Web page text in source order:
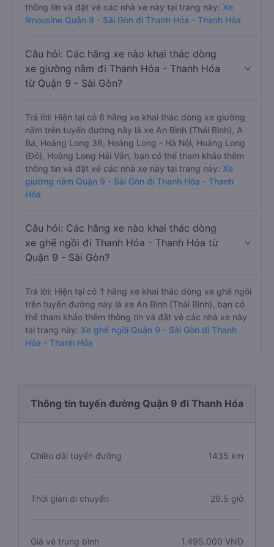
thông tin và đặt vé các nhà xe này tại trang này: Xe
limousine Quận 9 - Sài Gòn đi Thanh Hóa - Thanh Hóa
Câu hỏi: Các hãng xe nào khai thác dòng
xe giường nằm đi Thanh Hóa - Thanh Hóa
từ Quận 9 - Sài Gòn?
Trả lời: Hiện tại có 6 hãng xe khai thác dòng xe giường
nằm trên tuyến đường này là xe An Bình (Thái Bình), A
Ba, Hoàng Long 36, Hoàng Long - Hà Nội, Hoàng Long
(Đỏ), Hoàng Long Hải Vân, bạn có thể tham khảo thêm
thông tin và đặt vé các nhà xe này tại trang này: Xe
giường nằm Quận 9 - Sài Gòn đi Thanh Hóa - Thanh
Hóa
Câu hỏi: Các hãng xe nào khai thác dòng
xe ghế ngồi đi Thanh Hóa - Thanh Hóa từ
Quận 9 - Sài Gòn?
Trả lời: Hiện tại có 1 hãng xe khai thác dòng xe ghế ngồi
trên tuyến đường này là xe An Bình (Thái Bình), bạn có
thể tham khảo thêm thông tin và đặt vé các nhà xe này
tại trang này: Xe ghế ngồi Quận 9 - Sài Gòn đi Thanh
Hóa - Thanh Hóa
Thông tin tuyến đường Quận 9 đi Thanh Hóa
Chiều dài tuyến đường 1435 km
Thời gian di chuyển 29.5 giờ
Giá vé trung bình 1.495.000 VNĐ